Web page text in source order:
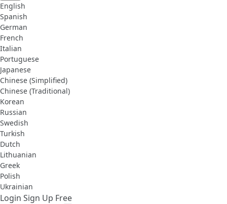
English
Spanish
German
French
Italian
Portuguese
Japanese
Chinese (Simplified)
Chinese (Traditional)
Korean
Russian
Swedish
Turkish
Dutch
Lithuanian
Greek
Polish
Ukrainian
Login Sign Up Free